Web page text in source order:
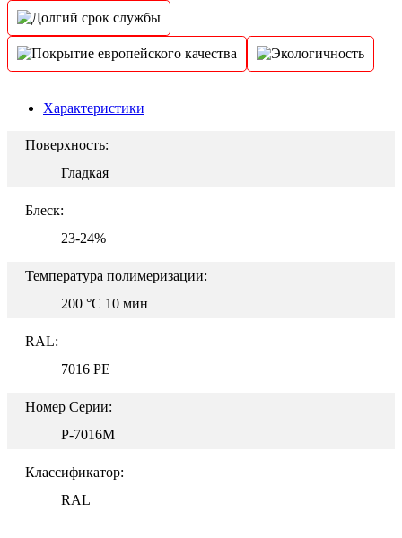
Характеристики
Поверхность:
Гладкая
Блеск:
23-24%
Температура полимеризации:
200 °C 10 мин
RAL:
7016 PE
Номер Серии:
P-7016M
Классификатор:
RAL